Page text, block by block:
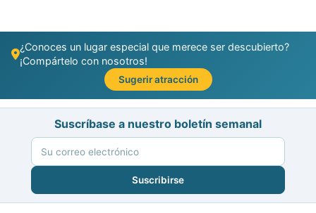
¿Conoces un lugar especial que merece ser descubierto?
¡Compártelo con nosotros!
Sugerir atracción
Suscríbase a nuestro boletín semanal
Suscribirse